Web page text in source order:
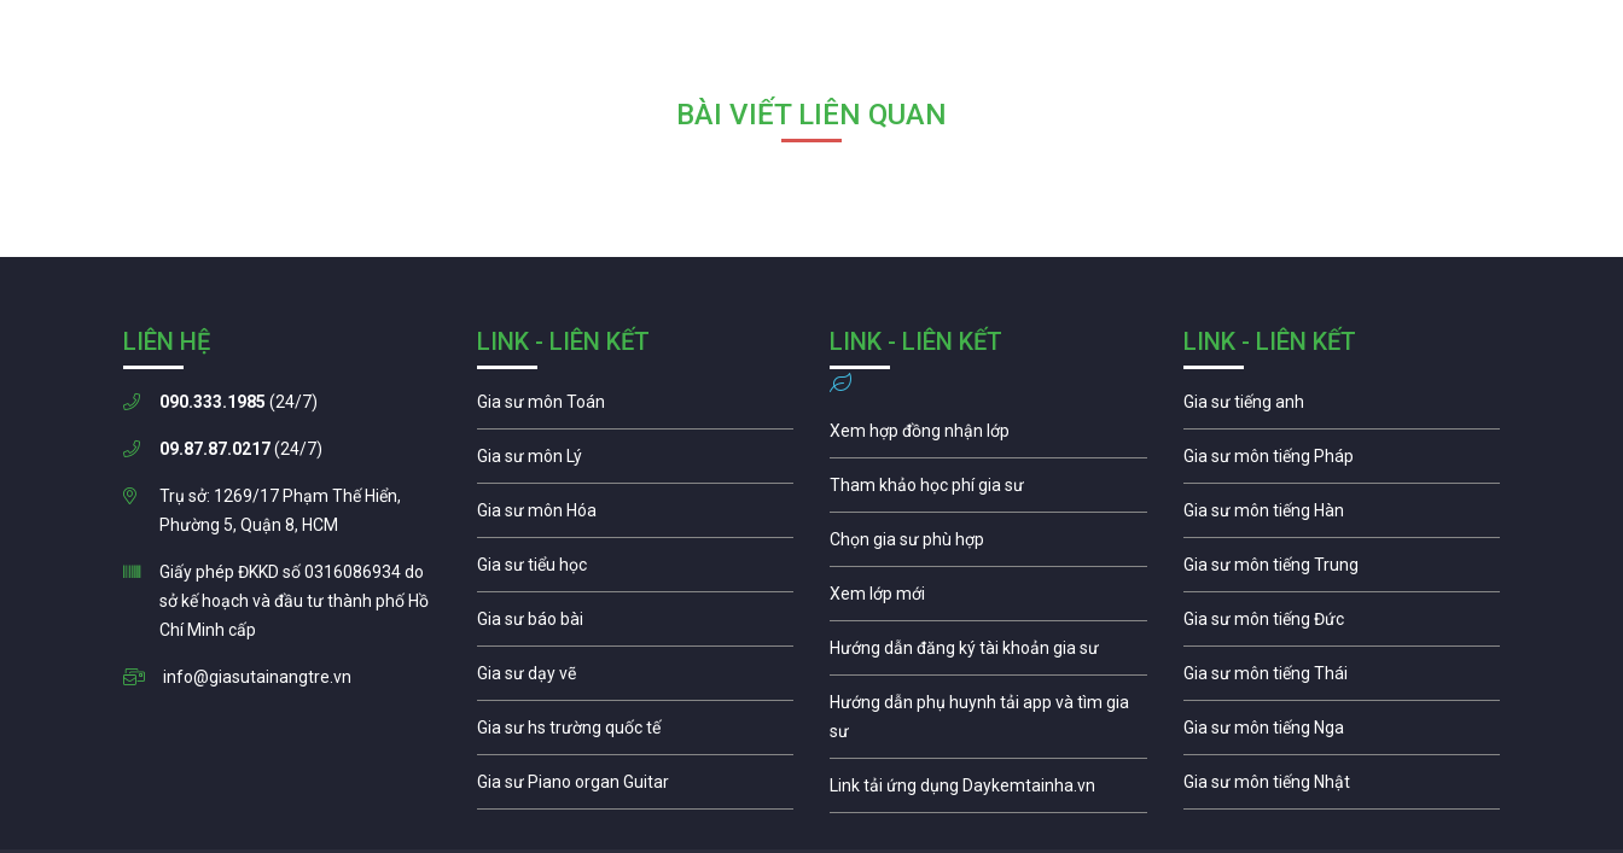
BÀI VIẾT LIÊN QUAN
LIÊN HỆ
090.333.1985 (24/7)
09.87.87.0217(24/7)
Trụ sở: 1269/17 Phạm Thế Hiển,
Phường 5, Quận 8, HCM
Giấy phép ĐKKD số 0316086934 do
sở kế hoạch và đầu tư thành phố Hồ
Chí Minh cấp
info@giasutainangtre.vn
LINK - LIÊN KẾT
Gia sư môn Toán
Gia sư môn Lý
Gia sư môn Hóa
Gia sư tiểu học
Gia sư báo bài
Gia sư dạy vẽ
Gia sư hs trường quốc tế
Gia sư Piano organ Guitar
LINK - LIÊN KẾT
Xem hợp đồng nhận lớp
Tham khảo học phí gia sư
Chọn gia sư phù hợp
Xem lớp mới
Hướng dẫn đăng ký tài khoản gia sư
Hướng dẫn phụ huynh tải app và tìm gia
sư
Link tải ứng dụng Daykemtainha.vn
LINK - LIÊN KẾT
Gia sư tiếng anh
Gia sư môn tiếng Pháp
Gia sư môn tiếng Hàn
Gia sư môn tiếng Trung
Gia sư môn tiếng Đức
Gia sư môn tiếng Thái
Gia sư môn tiếng Nga
Gia sư môn tiếng Nhật